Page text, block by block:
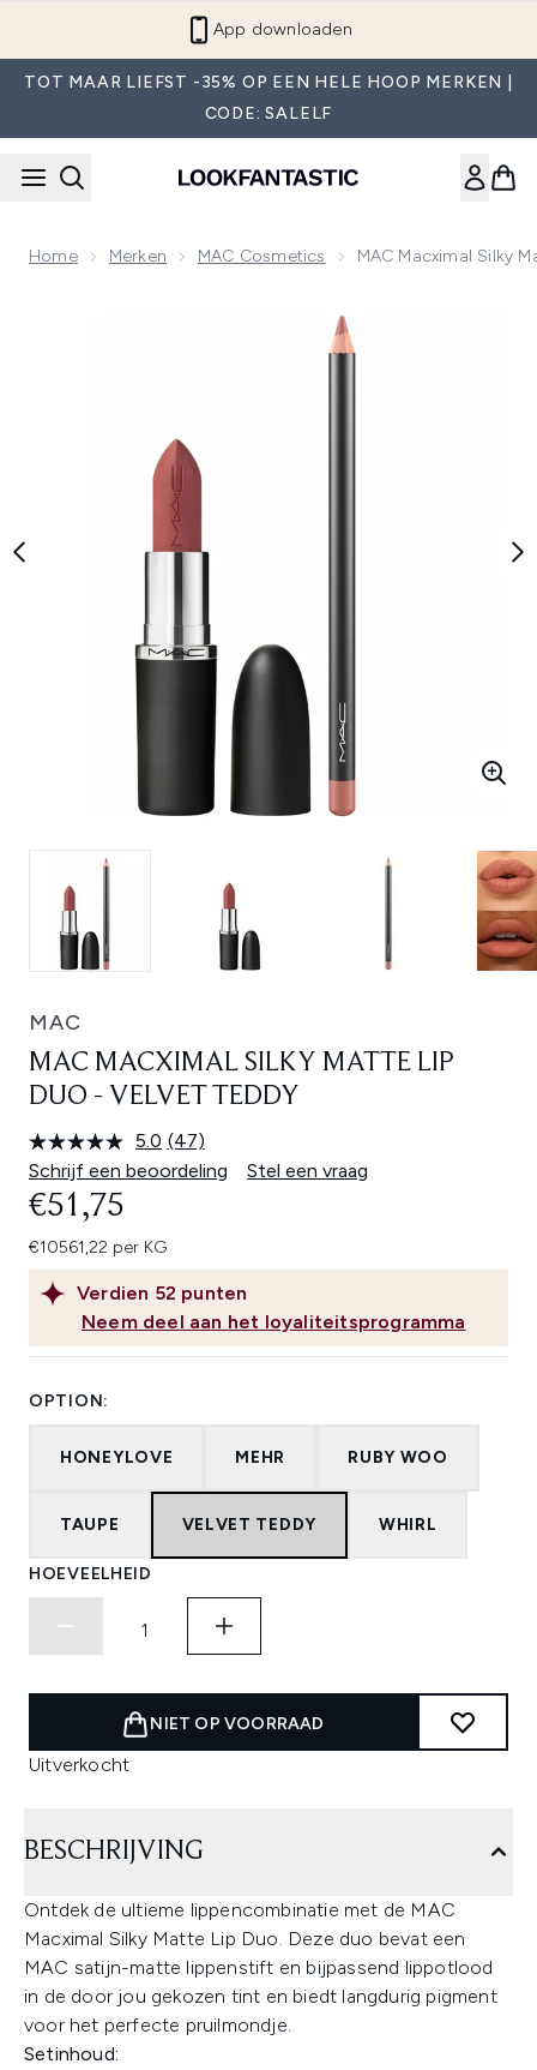
App downloaden
TOT MAAR LIEFST -35% OP EEN HELE HOOP MERKEN |
CODE: SALELF
Home Merken MAC Cosmetics MAC Macximal Silky
MAC
MAC MACXIMAL SILKY MATTE LIP
DUO - VELVET TEDDY
5.0 Lees
47
beoordelingen.
(47)
Schrijf een beoordeling
Stel een vraag
Verdien 52 punten
Neem deel aan het loyaliteitsprogramma
€51,75
€10561,22 per KG
OPTION:
HONEYLOVE MEHR RUBY WOO
TAUPE VELVET TEDDY WHIRL
HOEVEELHEID
NIET OP VOORRAAD
Uitverkocht
BESCHRIJVING
Ontdek de ultieme lippencombinatie met de MAC
Macximal Silky Matte Lip Duo. Deze duo bevat een
MAC satijn-matte lippenstift en bijpassend lippotlood
in de door jou gekozen tint en biedt langdurig pigment
voor het perfecte pruilmondje.
Setinhoud: